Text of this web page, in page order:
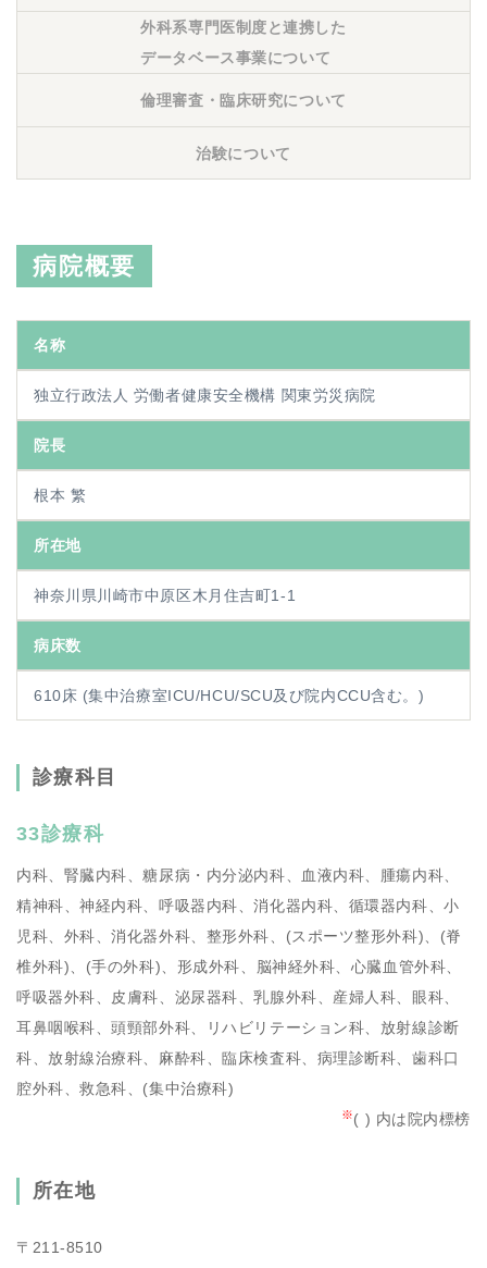
外科系専門医制度と連携した
データベース事業について
倫理審査・ 臨床研究について
治験について
病院概要
名称
独立行政法人 労働者健康安全機構 関東労災病院
院長
根本 繁
所在地
神奈川県川崎市中原区木月住吉町1-1
病床数
610床 (集中治療室ICU/HCU/SCU及び院内CCU含む。)
診療科目
33診療科
内科、腎臓内科、糖尿病・内分泌内科、血液内科、腫瘍内科、
精神科、神経内科、呼吸器内科、消化器内科、循環器内科、小
児科、外科、消化器外科、整形外科、(スポーツ整形外科)、(脊
椎外科)、(手の外科)、形成外科、脳神経外科、心臓血管外科、
呼吸器外科、皮膚科、泌尿器科、乳腺外科、産婦人科、眼科、
耳鼻咽喉科、頭頸部外科、リハビリテーション科、放射線診断
科、放射線治療科、麻酔科、臨床検査科、病理診断科、歯科口
腔外科、救急科、(集中治療科)
※( ) 内は院内標榜
所在地
〒211-8510